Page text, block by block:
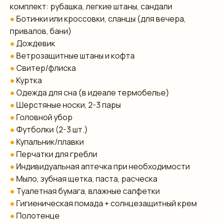
комплект: рубашка, легкие штаны, сандали
●Ботинки или кроссовки, сланцы (для вечера,
привалов, бани)
●Дождевик
●Ветрозащитные штаны и кофта
●Свитер/флиска
●Куртка
●Одежда для сна (в идеале термобелье)
●Шерстяные носки, 2-3 пары
●Головной убор
●Футболки (2-3 шт.)
●Купальник/плавки
●Перчатки для гребли
●Индивидуальная аптечка при необходимости
●Мыло, зубная щетка, паста, расческа
● Туалетная бумага, влажные салфетки
●Гигиеническая помада + солнцезащитный крем
●Полотенце